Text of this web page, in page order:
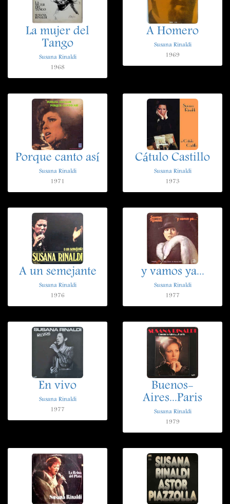
La mujer del
Tango
Susana Rinaldi
1968
A Homero
Susana Rinaldi
1969
Porque canto así
Susana Rinaldi
1971
Cátulo Castillo
Susana Rinaldi
1973
A un semejante
Susana Rinaldi
1976
y vamos ya...
Susana Rinaldi
1977
En vivo
Susana Rinaldi
1977
Buenos-
Aires...Paris
Susana Rinaldi
1979